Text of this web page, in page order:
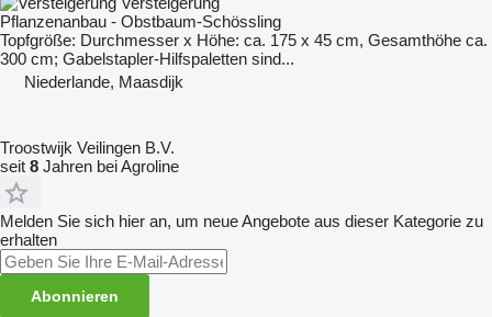
Pflanzenanbau - Obstbaum-Schössling
Topfgröße: Durchmesser x Höhe: ca. 175 x 45 cm, Gesamthöhe ca.
300 cm; Gabelstapler-Hilfspaletten sind...
Niederlande, Maasdijk
Troostwijk Veilingen B.V.
seit 8 Jahren bei Agroline
Melden Sie sich hier an, um neue Angebote aus dieser Kategorie zu
erhalten
Abonnieren